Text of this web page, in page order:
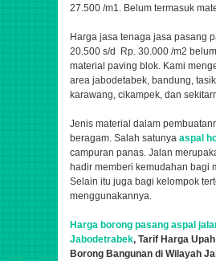
27.500 /m1. Belum termasuk
Harga jasa tenaga jasa pasang
20.500 s/d Rp. 30.000 /m2
material paving blok. Kami
area jabodetabek, bandung,
karawang, cikampek, dan
Jenis material dalam
beragam. Salah satunya aspal
campuran panas. Jalan
hadir memberi kemudahan bagi
Selain itu juga bagi kelompok
menggunakannya.
Harga borong pasang aspal
Jabodetrabek, Tarif Harga
Borong Bangunan di Wilayah